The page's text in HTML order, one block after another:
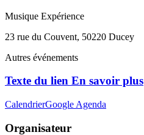
Musique Expérience
23 rue du Couvent, 50220 Ducey
Autres événements
Texte du lien En savoir plus
CalendrierGoogle Agenda
Organisateur